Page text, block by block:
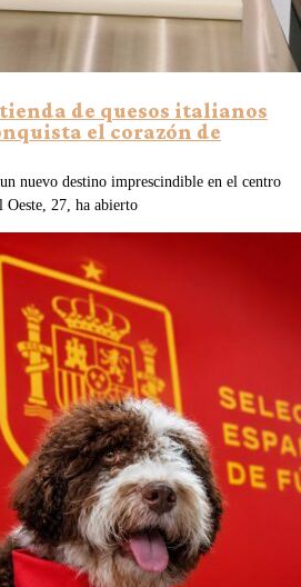
de quesos italianos
el corazón de
nuevo destino imprescindible en el centro
Oeste, 27, ha abierto